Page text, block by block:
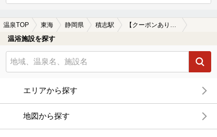
温泉TOP 東海 静岡県 積志駅 【クーポンあり】女子旅・女子会におすすめの積志駅近くの温泉、日帰り温泉、スーパー銭湯おすすめ
温浴施設を探す
エリアから探す
地図から探す